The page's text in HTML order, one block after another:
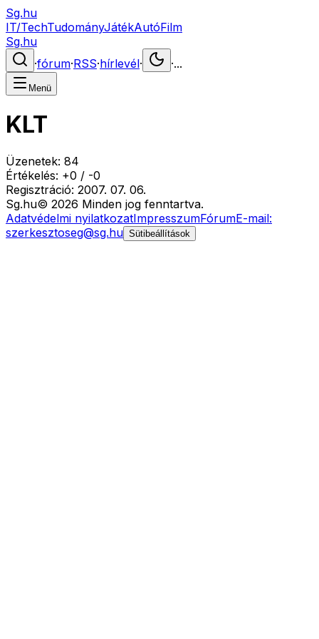
Sg.hu
IT/TechTudományJátékAutóFilm
Sg.hu
·fórum·RSS·hírlevél· ·...
Menü
KLT
Üzenetek: 84
Értékelés: +0 / -0
Regisztráció: 2007. 07. 06.
Sg.hu© 2026 Minden jog fenntartva.
Adatvédelmi nyilatkozatImpresszumFórumE-mail:
szerkesztoseg@sg.hu Sütibeállítások